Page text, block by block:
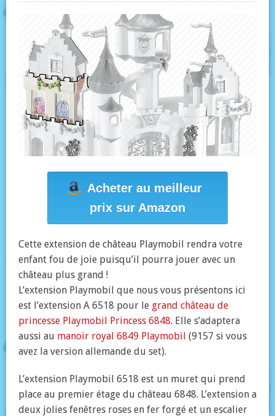
Acheter au meilleur
prix sur Amazon
Cette extension de château Playmobil rendra votre
enfant fou de joie puisqu’il pourra jouer avec un
château plus grand !
L’extension Playmobil que nous vous présentons ici
est l’extension A 6518 pour le grand château de
princesse Playmobil Princess 6848. Elle s’adaptera
aussi au manoir royal 6849 Playmobil (9157 si vous
avez la version allemande du set).
L’extension Playmobil 6518 est un muret qui prend
place au premier étage du château 6848. L’extension a
deux jolies fenêtres roses en fer forgé et un escalier